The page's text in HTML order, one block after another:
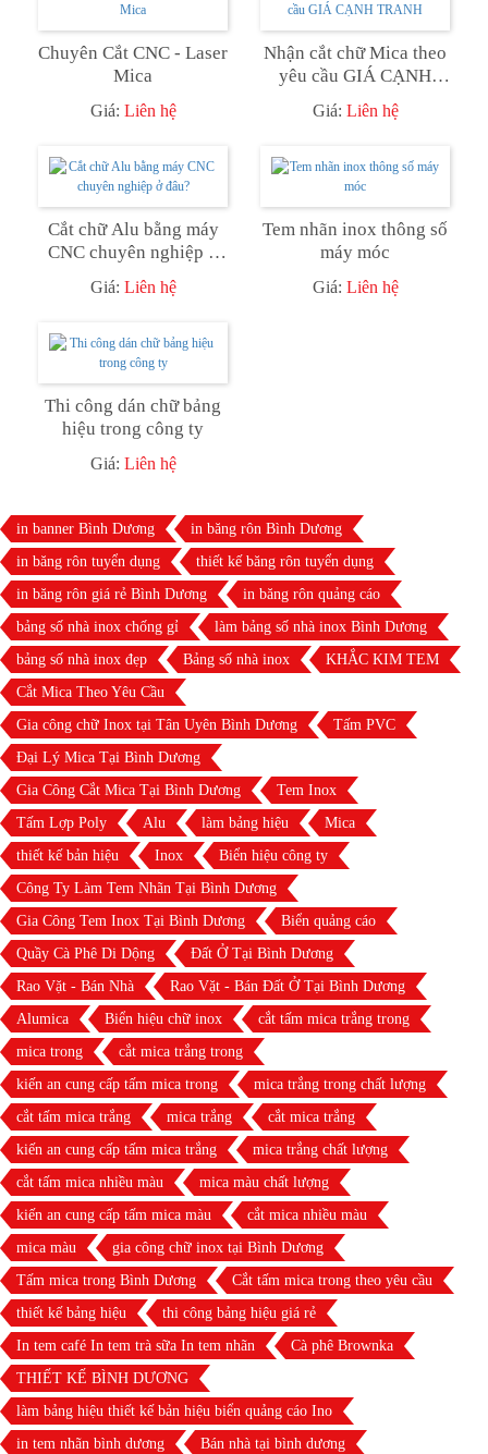
Chuyên Cắt CNC - Laser
Mica
Giá: Liên hệ
Nhận cắt chữ Mica theo
yêu cầu GIÁ CẠNH
TRANH
Giá: Liên hệ
Cắt chữ Alu bằng máy
CNC chuyên nghiệp ở
đâu?
Giá: Liên hệ
Tem nhãn inox thông số
máy móc
Giá: Liên hệ
Thi công dán chữ bảng
hiệu trong công ty
Giá: Liên hệ
in banner Bình Dương
in băng rôn Bình Dương
in băng rôn tuyển dụng
thiết kế băng rôn tuyển dụng
in băng rôn giá rẻ Bình Dương
in băng rôn quảng cáo
bảng số nhà inox chống gỉ
làm bảng số nhà inox Bình Dương
bảng số nhà inox đẹp
Bảng số nhà inox
KHẮC KIM TEM
Cắt Mica Theo Yêu Cầu
Gia công chữ Inox tại Tân Uyên Bình Dương
Tấm PVC
Đại Lý Mica Tại Bình Dương
Gia Công Cắt Mica Tại Bình Dương
Tem Inox
Tấm Lợp Poly
Alu làm bảng hiệu
Mica
thiết kế bản hiệu
Inox
Biển hiệu công ty
Công Ty Làm Tem Nhãn Tại Bình Dương
Gia Công Tem Inox Tại Bình Dương
Biển quảng cáo
Quầy Cà Phê Di Dộng
Đất Ở Tại Bình Dương
Rao Vặt - Bán Nhà
Rao Vặt - Bán Đất Ở Tại Bình Dương
Alumica
Biển hiệu chữ inox
cắt tấm mica trắng trong
mica trong
cắt mica trắng trong
kiến an cung cấp tấm mica trong
mica trắng trong chất lượng
cắt tấm mica trắng
mica trắng
cắt mica trắng
kiến an cung cấp tấm mica trắng
mica trắng chất lượng
cắt tấm mica nhiều màu
mica màu chất lượng
kiến an cung cấp tấm mica màu
cắt mica nhiều màu
mica màu
gia công chữ inox tại Bình Dương
Tấm mica trong Bình Dương
Cắt tấm mica trong theo yêu cầu
thiết kế bảng hiệu
thi công bảng hiệu giá rẻ
In tem café In tem trà sữa In tem nhãn
Cà phê Brownka
THIẾT KẾ BÌNH DƯƠNG
làm bảng hiệu thiết kế bản hiệu biển quảng cáo Ino
in tem nhãn bình dương
Bán nhà tại bình dương